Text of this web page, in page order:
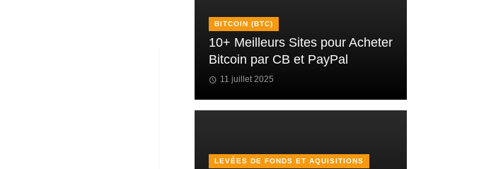
BITCOIN (BTC)
10+ Meilleurs Sites pour Acheter
Bitcoin par CB et PayPal
11 juillet 2025
LEVÉES DE FONDS ET AQUISITIONS